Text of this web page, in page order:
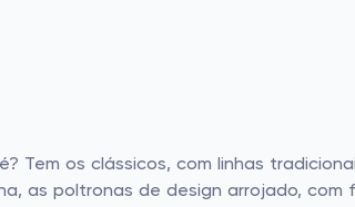
os clássicos, com linhas
as poltronas de design arrojado, com